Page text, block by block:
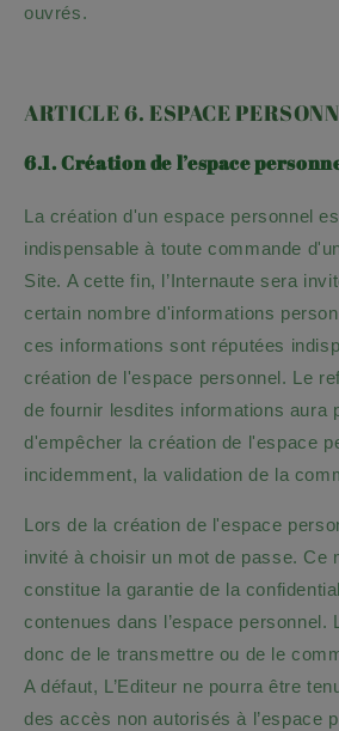
ouvrés.
ARTICLE 6. ESPACE
6.1. Création de l’espace
La création d'un espace personnel
indispensable à toute commande
Site. A cette fin, l’Internaute sera
certain nombre d'informations
ces informations sont réputées
création de l'espace personnel. Le
de fournir lesdites informations aura
d'empêcher la création de l'espace
incidemment, la validation de la
Lors de la création de l'espace
invité à choisir un mot de passe. Ce
constitue la garantie de la
contenues dans l’espace personnel.
donc de le transmettre ou de le
A défaut, L’Editeur ne pourra être
des accès non autorisés à l’espace